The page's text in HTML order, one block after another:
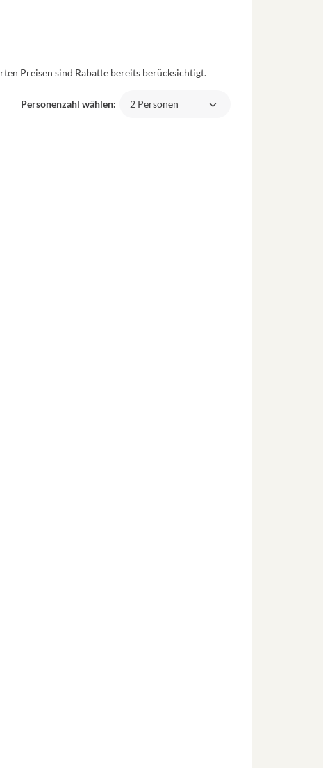
Preisen sind Rabatte bereits berücksichtigt.
Personenzahl wählen: 2 Personen